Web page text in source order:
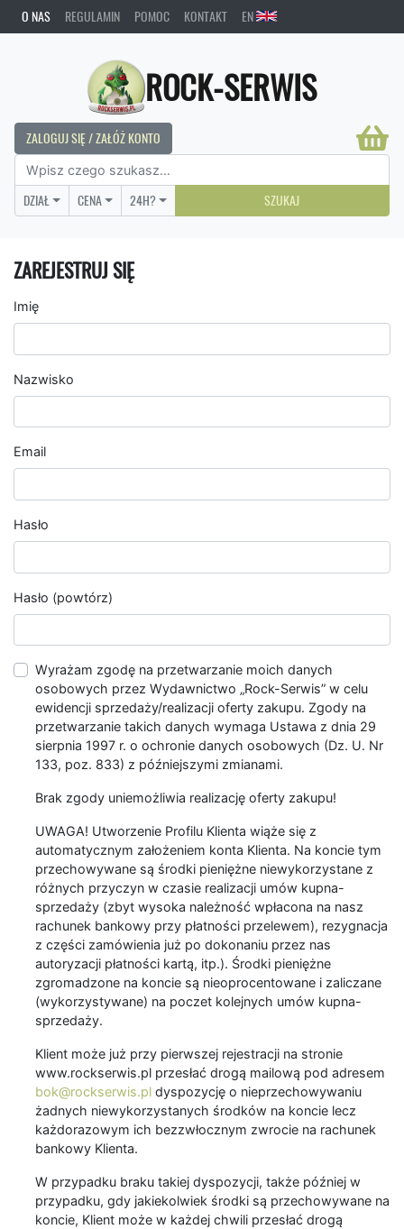
O NAS REGULAMIN POMOC KONTAKT EN
ROCK-SERWIS
ZALOGUJ SIĘ / ZAŁÓŻ KONTO
DZIAŁ CENA 24H? SZUKAJ
ZAREJESTRUJ SIĘ
Imię
Nazwisko
Email
Hasło
Hasło (powtórz)
Wyrażam zgodę na przetwarzanie moich danych
osobowych przez Wydawnictwo „Rock-Serwis” w celu
ewidencji sprzedaży/realizacji oferty zakupu. Zgody na
przetwarzanie takich danych wymaga Ustawa z dnia 29
sierpnia 1997 r. o ochronie danych osobowych (Dz. U. Nr
133, poz. 833) z późniejszymi zmianami.
Brak zgody uniemożliwia realizację oferty zakupu!
UWAGA! Utworzenie Profilu Klienta wiąże się z
automatycznym założeniem konta Klienta. Na koncie tym
przechowywane są środki pieniężne niewykorzystane z
różnych przyczyn w czasie realizacji umów kupna-
sprzedaży (zbyt wysoka należność wpłacona na nasz
rachunek bankowy przy płatności przelewem), rezygnacja
z części zamówienia już po dokonaniu przez nas
autoryzacji płatności kartą, itp.). Środki pieniężne
zgromadzone na koncie są nieoprocentowane i zaliczane
(wykorzystywane) na poczet kolejnych umów kupna-
sprzedaży.
Klient może już przy pierwszej rejestracji na stronie
www.rockserwis.pl przesłać drogą mailową pod adresem
bok@rockserwis.pl dyspozycję o nieprzechowywaniu
żadnych niewykorzystanych środków na koncie lecz
każdorazowym ich bezzwłocznym zwrocie na rachunek
bankowy Klienta.
W przypadku braku takiej dyspozycji, także później w
przypadku, gdy jakiekolwiek środki są przechowywane na
koncie, Klient może w każdej chwili przesłać drogą